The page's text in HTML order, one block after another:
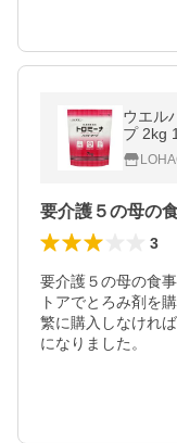
ウエル
プ 2kg
3
要介護５の母の食
トアでとろみ剤を
繁に購入しなけれ
になりました。